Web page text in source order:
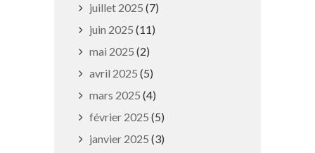
juillet 2025 (7)
juin 2025 (11)
mai 2025 (2)
avril 2025 (5)
mars 2025 (4)
février 2025 (5)
janvier 2025 (3)
Fête de la forêt
23 septembre 2019